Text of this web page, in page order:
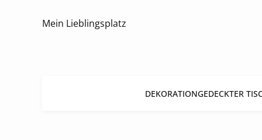
Mein Lieblingsplatz
DEKORATIONGEDECKTER